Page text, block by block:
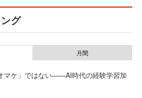
グ
月間
マケ」ではない——AI時代の経験学習加